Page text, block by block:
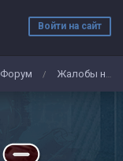
Войти на сайт
Форум / Жалобы на админов/игроков